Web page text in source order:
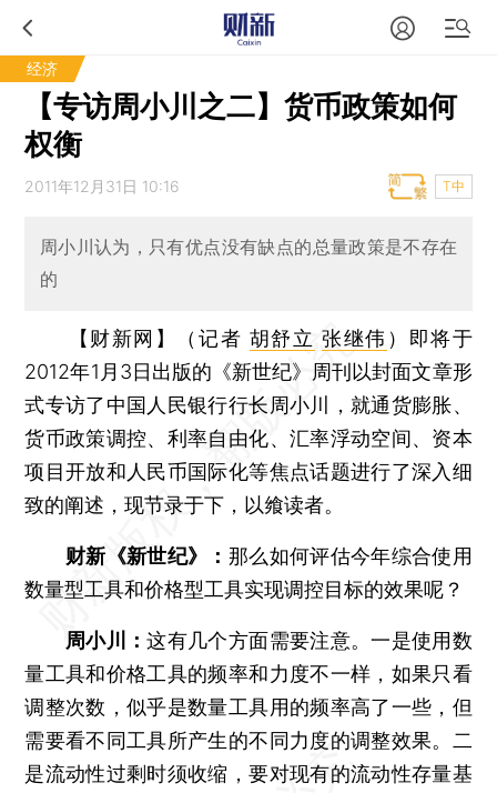
经济
【专访周小川之二】货币政策如何
权衡
2011年12月31日 10:16 T中
周小川认为，只有优点没有缺点的总量政策是不存在
的
【财新网】（记者 胡舒立 张继伟 ） 即将于
2012年1月3日出版的《新世纪》周刊以封面文章形
式专访了中国人民银行行长周小川，就通货膨胀、
货币政策调控、利率自由化、汇率浮动空间、资本
项目开放和人民币国际化等焦点话题进行了深入细
致的阐述，现节录于下，以飨读者。
财新《新世纪》： 那么如何评估今年综合使用
数量型工具和价格型工具实现调控目标的效果呢？
周小川：这有几个方面需要注意。一是使用数
量工具和价格工具的频率和力度不一样，如果只看
调整次数，似乎是数量工具用的频率高了一些，但
需要看不同工具所产生的不同力度的调整效果。二
是流动性过剩时须收缩，要对现有的流动性存量基